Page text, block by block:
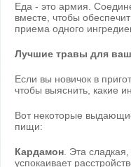
Еда - это армия.
вместе, чтобы
приема одного
Лучшие травы для
Если вы новичок в
чтобы выяснить, какие
Вот некоторые
пищи:
Кардамон . Эта
успокаивает